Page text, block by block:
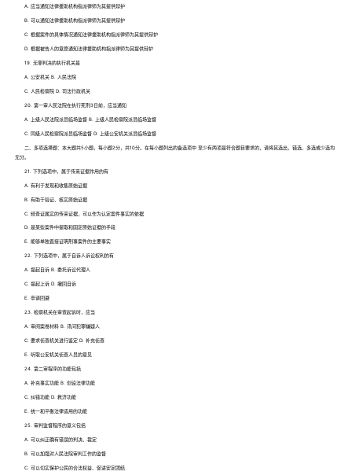
A. 应当通知法律援助机构指派律师为其提供辩护
B. 可以通知法律援助机构指派律师为其提供辩护
C. 根据案件的具体情况通知法律援助机构指派律师为其提供辩护
D. 根据被告人的意愿通知法律援助机构指派律师为其提供辩护
19. 无罪判决的执行机关是
A. 公安机关 B. 人民法院
C. 人民检察院 D. 司法行政机关
20. 第一审人民法院在执行死刑3日前，应当通知
A. 上级人民法院派员临场监督 B. 上级人民检察院派员临场监督
C. 同级人民检察院派员临场监督 D. 上级公安机关派员临场监督
二、多项选择题：本大题共5小题，每小题2分，共10分。在每小题列出的备选项中 至少有两项是符合题目要求的，请将其选出，错选、多选或少选均
无分。
21. 下列选项中，属于传来证据作用的有
A. 有利于发现和收集原始证据
B. 有助于验证、核实原始证据
C. 经查证属实的传来证据，可以作为认定案件事实的依据
D. 是某些案件中提取和固定原始证据的手段
E. 能够单独直接证明刑事案件的主要事实
22. 下列选项中，属于自诉人诉讼权利的有
A. 提起自诉 B. 委托诉讼代理人
C. 提起上诉 D. 撤回自诉
E. 申请回避
23. 检察机关在审查起诉时，应当
A. 审阅案卷材料 B. 讯问犯罪嫌疑人
C. 要求侦查机关进行鉴定 D. 补充侦查
E. 听取公安机关侦查人员的意见
24. 第二审程序的功能包括
A. 补充事实功能 B. 创设法律功能
C. 纠错功能 D. 救济功能
E. 统一和平衡法律适用的功能
25. 审判监督程序的意义包括
A. 可以纠正确有错误的判决、裁定
B. 可以加强对人民法院审判工作的监督
C. 可以切实保护公民的合法权益、促进安定团结